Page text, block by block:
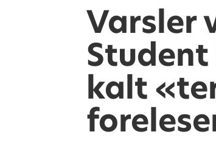
Varsler
kalt